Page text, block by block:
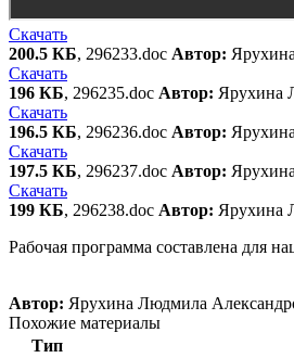
Скачать
200.5 КБ, 296233.doc Автор:
Скачать
196 КБ, 296235.doc Автор: Ярухина
Скачать
196.5 КБ, 296236.doc Автор:
Скачать
197.5 КБ, 296237.doc Автор:
Скачать
199 КБ, 296238.doc Автор: Ярухина
Рабочая программа составлена для
Автор: Ярухина Людмила
Похожие материалы
Тип